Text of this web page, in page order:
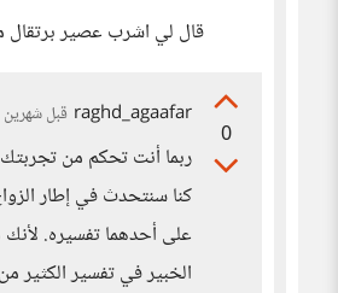
قال لي اشرب عصير
0
raghd_agaafar قبل شهرين
ربما أنت تحكم من
كنا سنتحدث في إطار
على أحدهما تفسيره.
الخبير في تفسير الكثير